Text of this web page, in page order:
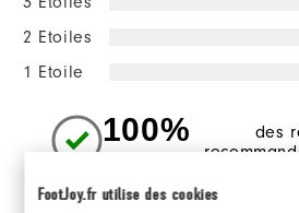
FootJoy.fr utilise des cookies
2 Etoiles
1 Etoile
100%
des